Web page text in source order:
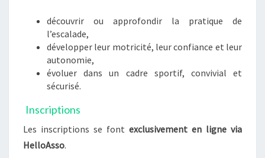
découvrir ou approfondir la pratique de
l’escalade,
développer leur motricité, leur confiance et leur
autonomie,
évoluer dans un cadre sportif, convivial et
sécurisé.
Inscriptions
Les inscriptions se font exclusivement en ligne via
HelloAsso.